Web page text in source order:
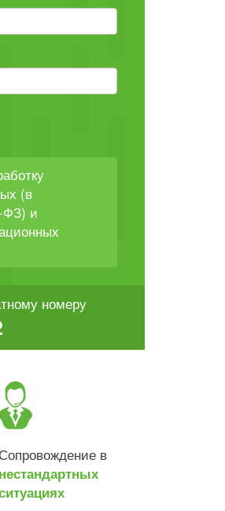
(в
ФЗ) и
номеру
Сопровождение в
нестандартных